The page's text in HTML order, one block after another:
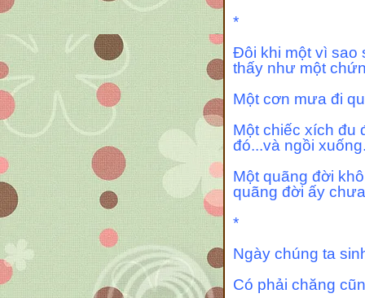
*
Đôi khi một vì sao
thấy như một
Một cơn mưa đi
Một chiếc xích đu
đó...và ngồi
Một quãng đời
quãng đời ấy
*
Ngày chúng ta
Có phải chăng